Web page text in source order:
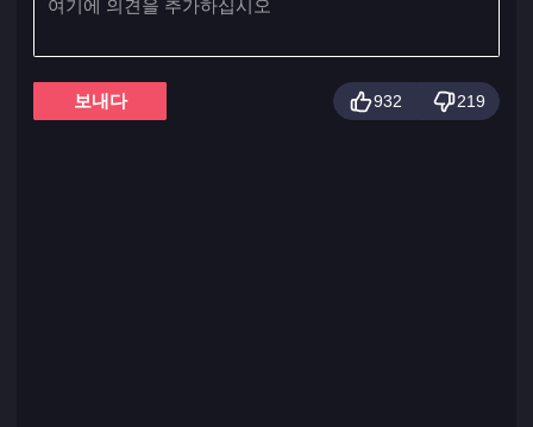
보내다 932 219